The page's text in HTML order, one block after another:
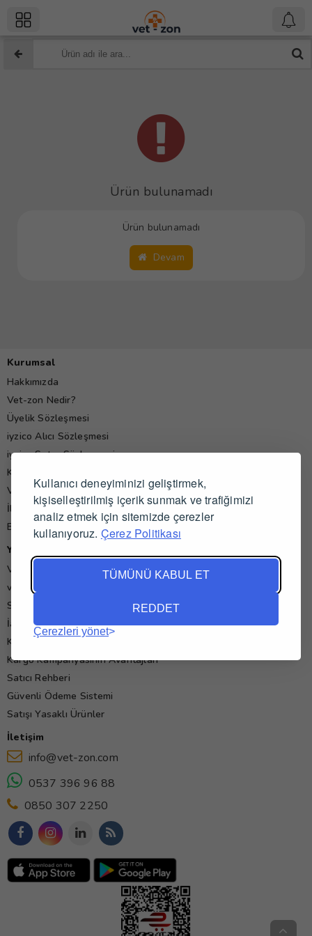
Kullanıcı deneyiminizi geliştirmek,
kişiselleştirilmiş içerik sunmak ve trafiğimizi
analiz etmek için sitemizde çerezler
kullanıyoruz. Çerez Politikası
TÜMÜNÜ KABUL ET
REDDET
Çerezleri yönet
Ürün bulunamadı
Ürün bulunamadı
Devam
Kurumsal
Hakkımızda
Vet-zon Nedir?
Üyelik Sözleşmesi
iyzico Alıcı Sözleşmesi
iyzico Satıcı Sözleşmesi
Kişisel Verilerin Korunması Politikası
Veteriner Hekim Yorumları
İletişim
Blog
Yardım
Veteriner İş İlanları
vet-zon'da Alışveriş ve Satış
Sık Sorulan Sorular
İade ve İptal Koşulları
Kullanım Koşulları
Kargo Kampanyasının Avantajları
Satıcı Rehberi
Güvenli Ödeme Sistemi
Satışı Yasaklı Ürünler
İletişim
info@vet-zon.com
0537 396 96 88
0850 307 2250